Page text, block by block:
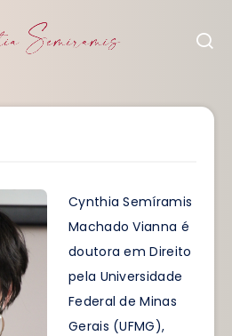
Cynthia Semíramis
Machado Vianna é
doutora em Direito
pela Universidade
Federal de Minas
Gerais (UFMG),